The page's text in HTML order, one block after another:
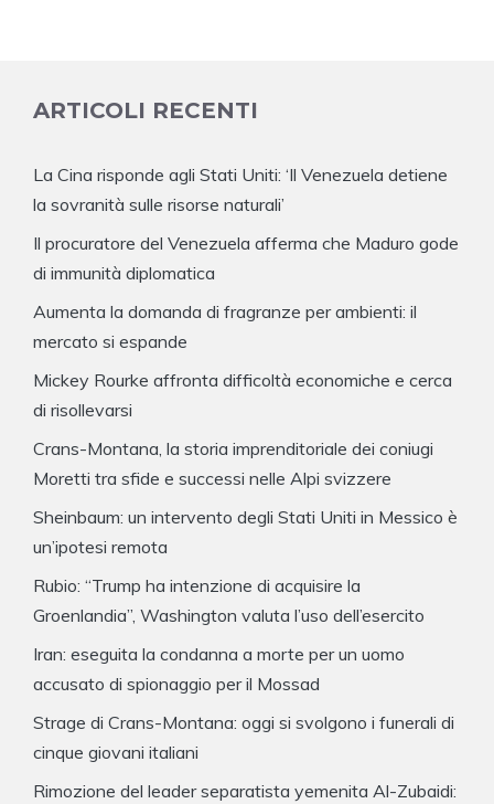
ARTICOLI RECENTI
La Cina risponde agli Stati Uniti: ‘Il Venezuela detiene
la sovranità sulle risorse naturali’
Il procuratore del Venezuela afferma che Maduro gode
di immunità diplomatica
Aumenta la domanda di fragranze per ambienti: il
mercato si espande
Mickey Rourke affronta difficoltà economiche e cerca
di risollevarsi
Crans-Montana, la storia imprenditoriale dei coniugi
Moretti tra sfide e successi nelle Alpi svizzere
Sheinbaum: un intervento degli Stati Uniti in Messico è
un’ipotesi remota
Rubio: “Trump ha intenzione di acquisire la
Groenlandia”, Washington valuta l’uso dell’esercito
Iran: eseguita la condanna a morte per un uomo
accusato di spionaggio per il Mossad
Strage di Crans-Montana: oggi si svolgono i funerali di
cinque giovani italiani
Rimozione del leader separatista yemenita Al-Zubaidi: